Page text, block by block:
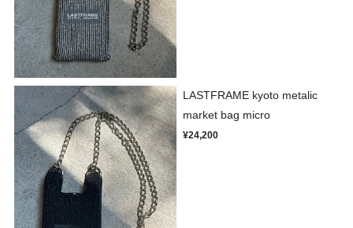
LASTFRAME kyoto metalic
market bag micro
¥24,200